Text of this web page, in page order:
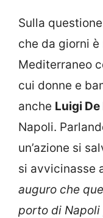
Sulla
che da giorni
Mediterraneo
cui donne e
anche Luigi
Napoli.
un’azione si
si avvicinasse
auguro che
porto di